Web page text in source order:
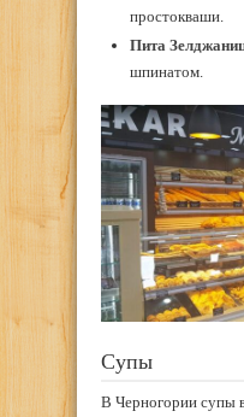
простокваши.
Пита
шпинатом.
Супы
В Черногории супы